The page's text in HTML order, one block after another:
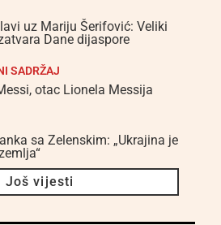
uz Mariju Šerifović: Veliki
Dane dijaspore
SADRŽAJ
otac Lionela Messija
sa Zelenskim: „Ukrajina je
Još vijesti